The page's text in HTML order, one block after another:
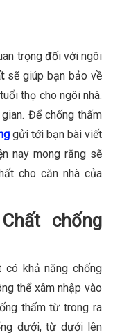
trọng đối với ngôi
sẽ giúp bạn bảo về
thọ cho ngôi nhà.
Để chống thấm
gửi tới bạn bài viết
nay mong rằng sẽ
cho căn nhà của
chống
có khả năng chống
thể xâm nhập vào
thấm từ trong ra
dưới, từ dưới lên